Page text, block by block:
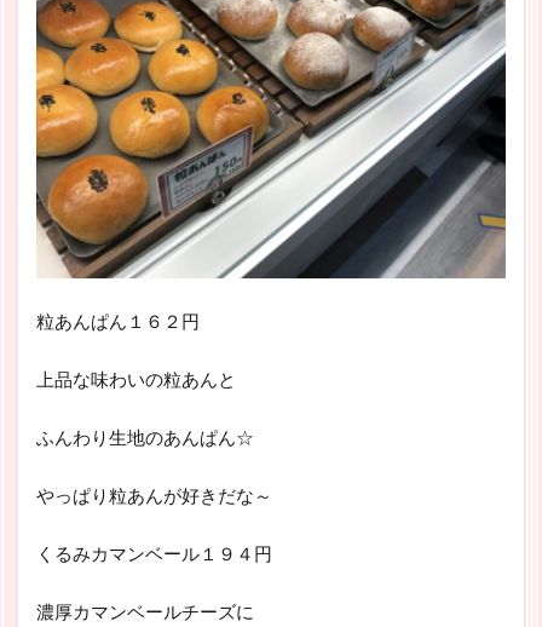
粒あんぱん１６２円
上品な味わいの粒あんと
ふんわり生地のあんぱん☆
やっぱり粒あんが好きだな～
くるみカマンベール１９４円
濃厚カマンベールチーズに